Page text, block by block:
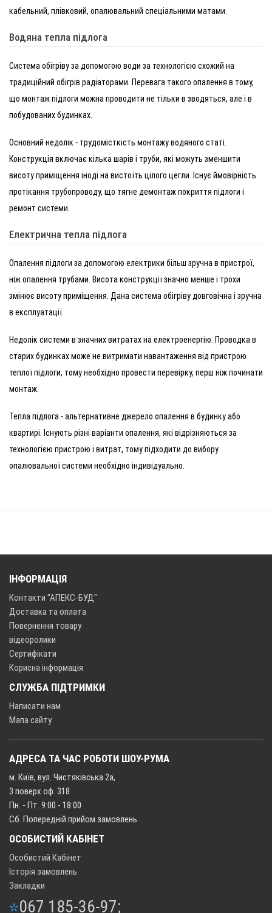
кабельний, плівковий, опалювальний спеціальними матами.
Водяна тепла підлога
Система обігріву за допомогою води за технологією схожий на
традиційний обігрів радіаторами. Перевага такого опалення в тому,
що монтаж підлоги можна проводити не тільки в зводяться, але і в
побудованих будинках.
Основний недолік - трудомісткість монтажу водяного статі.
Конструкція включає кілька шарів і труби, які можуть зменшити
висоту приміщення іноді на вистоїть цілого цегли. Існує ймовірність
протікання трубопроводу, що тягне демонтаж покриття підлоги і
ремонт системи.
Електрична тепла підлога
Опалення підлоги за допомогою електрики більш зручна в пристрої,
ніж опалення трубами. Висота конструкції значно менше і трохи
змінює висоту приміщення. Дана система обігріву довговічна і зручна
в експлуатації.
Недолік системи в значних витратах на електроенергію. Проводка в
старих будинках може не витримати навантаження від пристрою
теплої підлоги, тому необхідно провести перевірку, перш ніж починати
монтаж.
Тепла підлога - альтернативне джерело опалення в будинку або
квартирі. Існують різні варіанти опалення, які відрізняються за
технологією пристрою і витрат, тому підходити до вибору
опалювальної системи необхідно індивідуально.
ІНФОРМАЦІЯ
Контакти "АПЕКС-БУД"
Доставка та оплата
Повернення товару
відеоролики
Сертифікати
Корисна інформація
СЛУЖБА ПІДТРИМКИ
Написати нам
Мапа сайту
АДРЕСА ТА ЧАС РОБОТИ ШОУ-РУМА
м. Київ, вул. Чистяківська 2а,
3 поверх оф. 318
Пн. - Пт. 9:00 - 18:00
Сб. Попередній прийом замовлень
ОСОБИСТИЙ КАБІНЕТ
Особистий Кабінет
Історія замовлень
Закладки
067 185-36-97;